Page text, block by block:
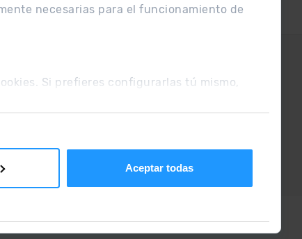
necesarias para el funcionamiento de
Si prefieres configurarlas tú mismo,
Aceptar todas